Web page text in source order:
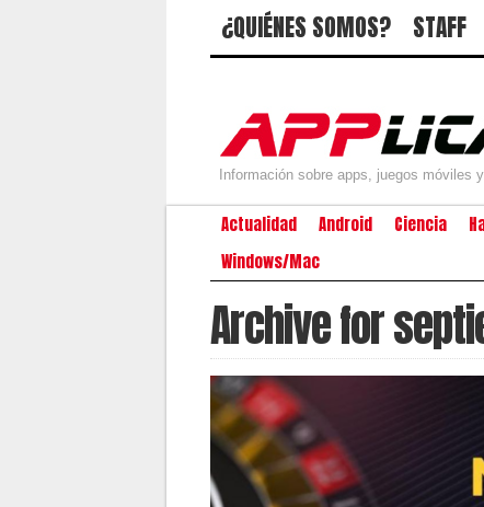
¿QUIÉNES SOMOS? STAFF
Información sobre apps, juegos móviles
Actualidad Android Ciencia
Windows/Mac
Archive for